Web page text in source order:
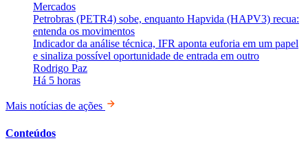
Mercados
Petrobras (PETR4) sobe, enquanto Hapvida (HAPV3) recua:
entenda os movimentos
Indicador da análise técnica, IFR aponta euforia em um papel
e sinaliza possível oportunidade de entrada em outro
Rodrigo Paz
Há 5 horas
Mais notícias de ações
Conteúdos